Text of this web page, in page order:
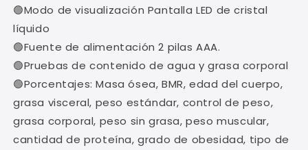
🟢Modo de visualización Pantalla LED de cristal
líquido
🟢Fuente de alimentación 2 pilas AAA.
🟢Pruebas de contenido de agua y grasa corporal
🟢Porcentajes: Masa ósea, BMR, edad del cuerpo,
grasa visceral, peso estándar, control de peso,
grasa corporal, peso sin grasa, peso muscular,
cantidad de proteína, grado de obesidad, tipo de